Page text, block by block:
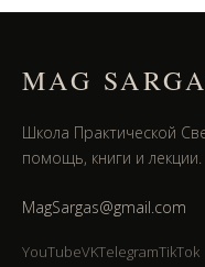
MAG
Школа Практической
помощь, книги и лекции.
MagSargas@gmail.com
YouTubeVKTelegramTikTok